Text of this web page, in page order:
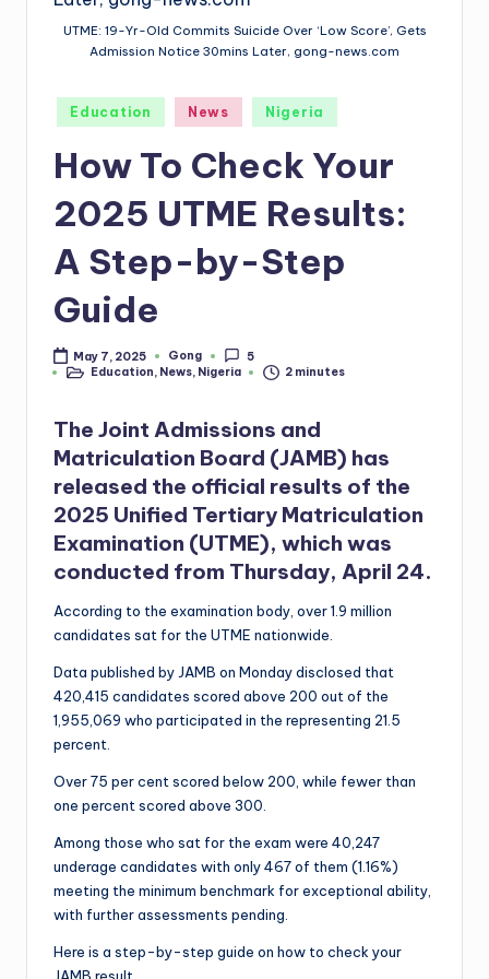
UTME: 19-Yr-Old Commits Suicide Over ‘Low Score’, Gets
Admission Notice 30mins Later, gong-news.com
Posted
in
Education News Nigeria
How To Check Your
2025 UTME Results:
A Step-by-Step
Guide
May 7, 2025
Posted
by
Gong
5
PostedEducation, News, Nigeria 2 minutes
The Joint Admissions and
Matriculation Board (JAMB) has
released the official results of the
2025 Unified Tertiary Matriculation
Examination (UTME), which was
conducted from Thursday, April 24.
According to the examination body, over 1.9 million
candidates sat for the UTME nationwide.
Data published by JAMB on Monday disclosed that
420,415 candidates scored above 200 out of the
1,955,069 who participated in the representing 21.5
percent.
Over 75 per cent scored below 200, while fewer than
one percent scored above 300.
Among those who sat for the exam were 40,247
underage candidates with only 467 of them (1.16%)
meeting the minimum benchmark for exceptional ability,
with further assessments pending.
Here is a step-by-step guide on how to check your